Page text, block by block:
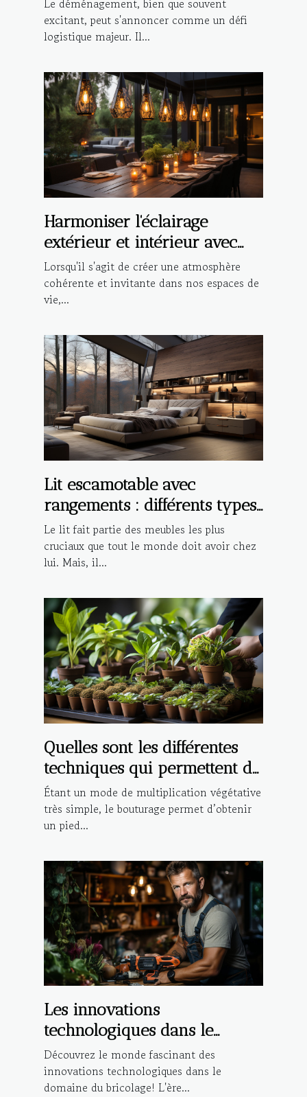
Le déménagement, bien que souvent
excitant, peut s'annoncer comme un défi
logistique majeur. Il...
Harmoniser l'éclairage
extérieur et intérieur avec
des suspensions design
Lorsqu'il s'agit de créer une atmosphère
cohérente et invitante dans nos espaces de
vie,...
Lit escamotable avec
rangements : différents types,
avantages et critères de choix
Le lit fait partie des meubles les plus
cruciaux que tout le monde doit avoir chez
lui. Mais, il...
Quelles sont les différentes
techniques qui permettent de
réaliser la bouture d’une
plante ?
Étant un mode de multiplication végétative
très simple, le bouturage permet d’obtenir
un pied...
Les innovations
technologiques dans le
domaine du bricolage
Découvrez le monde fascinant des
innovations technologiques dans le
domaine du bricolage! L'ère...